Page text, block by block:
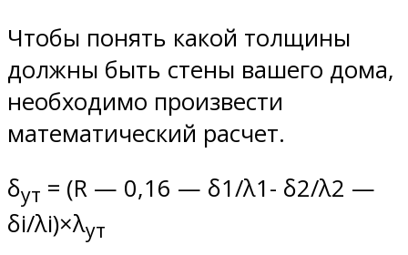
Чтобы понять какой толщины
должны быть стены вашего дома,
необходимо произвести
математический расчет.
δут = (R — 0,16 — δ1/λ1- δ2/λ2 —
δi/λi)×λут